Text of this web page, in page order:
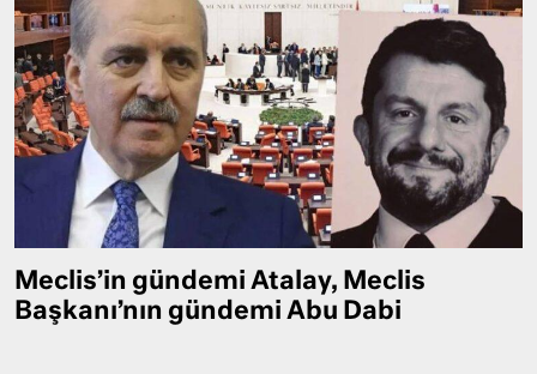
Meclis’in gündemi Atalay, Meclis
Başkanı’nın gündemi Abu Dabi